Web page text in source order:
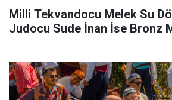
Milli Tekvandocu Melek Su
Judocu Sude İnan İse Bronz